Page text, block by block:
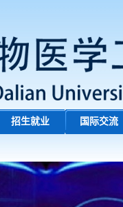
招生就业 国际交流